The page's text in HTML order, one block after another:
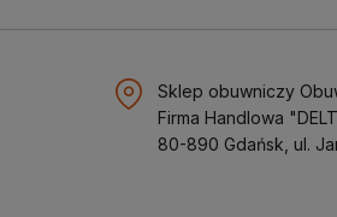
Sklep obuwniczy
Firma Handlowa
80-890 Gdańsk, ul.